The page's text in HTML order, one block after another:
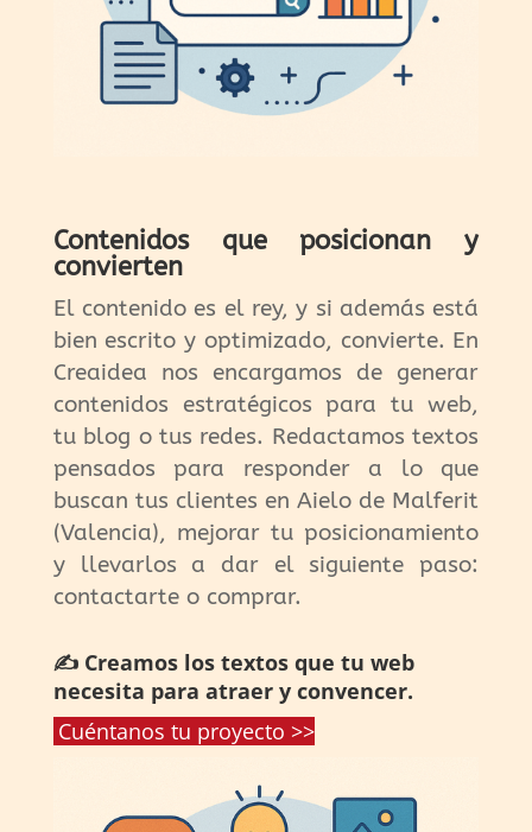
Contenidos que posicionan y
convierten
El contenido es el rey, y si además está
bien escrito y optimizado, convierte. En
Creaidea nos encargamos de generar
contenidos estratégicos para tu web,
tu blog o tus redes. Redactamos textos
pensados para responder a lo que
buscan tus clientes en Aielo de Malferit
(Valencia), mejorar tu posicionamiento
y llevarlos a dar el siguiente paso:
contactarte o comprar.
✍️ Creamos los textos que tu web
necesita para atraer y convencer.
Cuéntanos tu proyecto >>